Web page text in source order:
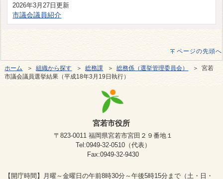
2026年3月27日更新
市議会議員紹介
ページの先頭へ
ホーム ＞組織から探す ＞総務課 ＞総務係（選挙管理委員会）
＞ 宮若
市議会議員選挙結果（平成18年3月19日執行）
宮若市役所
〒823-0011 福岡県宮若市宮田２９番地１
Tel:0949-32-0510（代表）
Fax:0949-32-9430
【開庁時間】月曜～金曜日の午前8時30分～午後5時15分まで（土・日・